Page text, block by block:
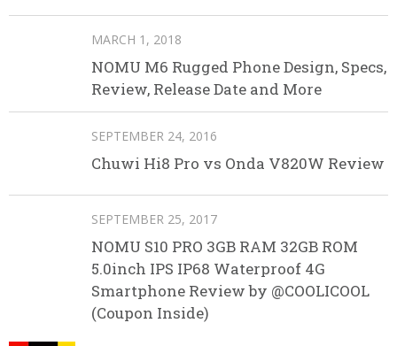
MARCH 1, 2018
NOMU M6 Rugged Phone Design, Specs,
Review, Release Date and More
SEPTEMBER 24, 2016
Chuwi Hi8 Pro vs Onda V820W Review
SEPTEMBER 25, 2017
NOMU S10 PRO 3GB RAM 32GB ROM
5.0inch IPS IP68 Waterproof 4G
Smartphone Review by @COOLICOOL
(Coupon Inside)